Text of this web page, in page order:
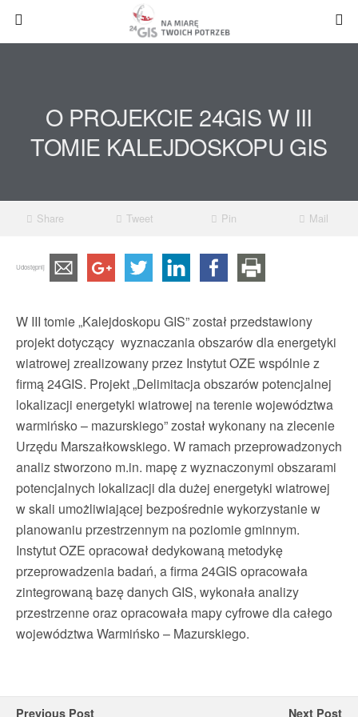
O PROJEKCIE 24GIS W III
TOMIE KALEJDOSKOPU GIS
Share Tweet Pin Mail
Udostępnij
W III tomie „Kalejdoskopu GIS” został przedstawiony
projekt dotyczący wyznaczania obszarów dla energetyki
wiatrowej zrealizowany przez Instytut OZE wspólnie z
firmą 24GIS. Projekt „Delimitacja obszarów potencjalnej
lokalizacji energetyki wiatrowej na terenie województwa
warmińsko – mazurskiego” został wykonany na zlecenie
Urzędu Marszałkowskiego. W ramach przeprowadzonych
analiz stworzono m.in. mapę z wyznaczonymi obszarami
potencjalnych lokalizacji dla dużej energetyki wiatrowej
w skali umożliwiającej bezpośrednie wykorzystanie w
planowaniu przestrzennym na poziomie gminnym.
Instytut OZE opracował dedykowaną metodykę
przeprowadzenia badań, a firma 24GIS opracowała
zintegrowaną bazę danych GIS, wykonała analizy
przestrzenne oraz opracowała mapy cyfrowe dla całego
województwa Warmińsko – Mazurskiego.
Previous Post Next Post